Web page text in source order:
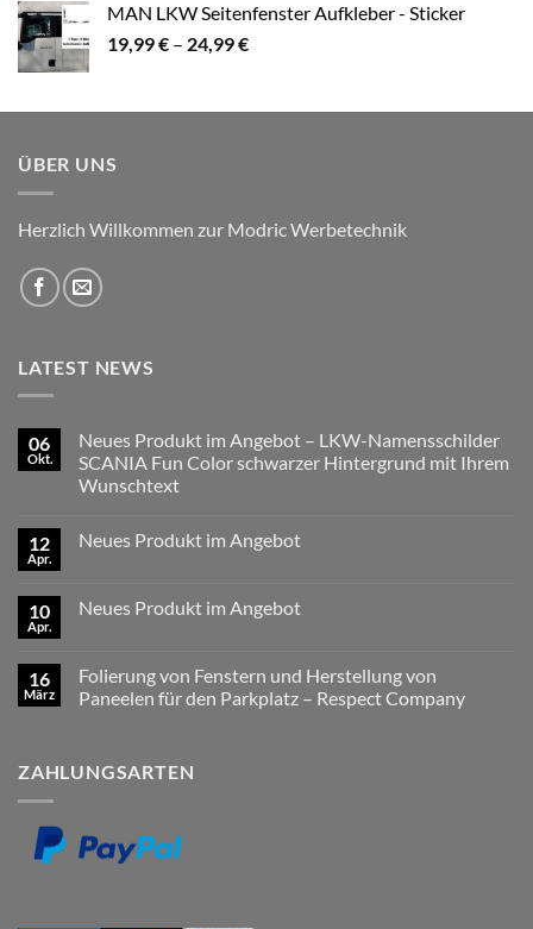
MAN LKW Seitenfenster Aufkleber - Sticker
19,99€ – 24,99€Preisspanne:
24,99 €
ÜBER UNS
Herzlich Willkommen zur Modric Werbetechnik
LATEST NEWS
06
Okt.
Neues Produkt im Angebot – LKW-Namensschilder
SCANIA Fun Color schwarzer Hintergrund mit Ihrem
Wunschtext
zu
Angebot
–
Fun
Color
schwarzer
Wunschtext
12
Apr.
Neues Produkt im Angebot
Neues
10
Apr.
Neues Produkt im Angebot
Neues
Produkt
im
16
März
Folierung von Fenstern und Herstellung von
Paneelen für den Parkplatz – Respect Company
Folierung
von
von
Paneelen
ZAHLUNGSARTEN